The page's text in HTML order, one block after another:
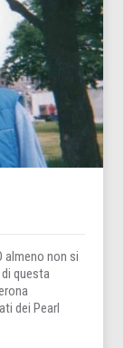
almeno non si
questa
dei Pearl